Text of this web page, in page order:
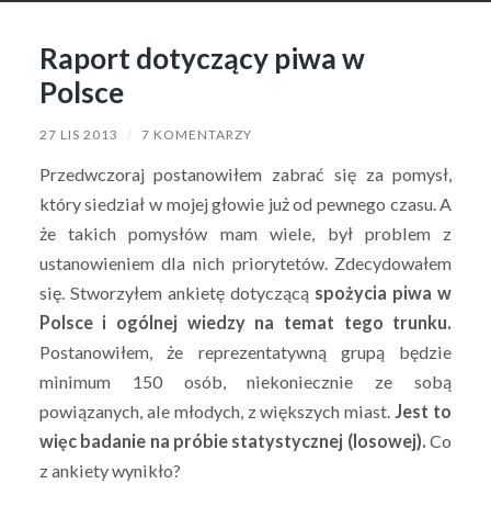
Raport dotyczący piwa w
Polsce
27 LIS 2013 / 7 KOMENTARZY
Przedwczoraj postanowiłem zabrać się za pomysł,
który siedział w mojej głowie już od pewnego czasu. A
że takich pomysłów mam wiele, był problem z
ustanowieniem dla nich priorytetów. Zdecydowałem
się. Stworzyłem ankietę dotyczącą spożycia piwa w
Polsce i ogólnej wiedzy na temat tego trunku.
Postanowiłem, że reprezentatywną grupą będzie
minimum 150 osób, niekoniecznie ze sobą
powiązanych, ale młodych, z większych miast.Jest to
więc badanie na próbie statystycznej (losowej). Co
z ankiety wynikło?